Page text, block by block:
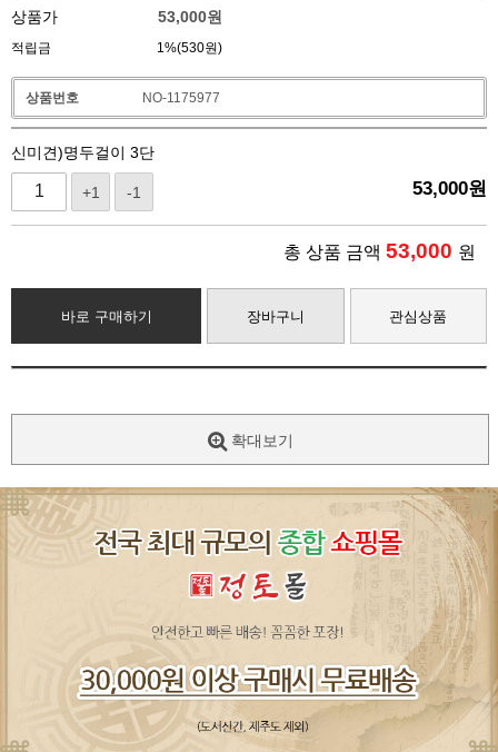
상품가 53,000원
적립금 1%(530원)
상품번호 NO-1175977
신미견)명두걸이 3단
+1 -1 53,000원
총 상품 금액 53,000 원
바로 구매하기 장바구니 관심상품
확대보기